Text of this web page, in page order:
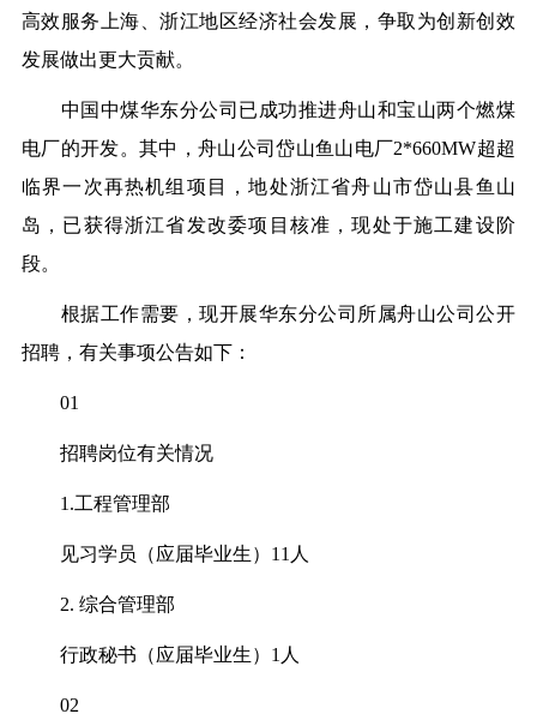
高效服务上海、浙江地区经济社会发展，争取为创新创效
发展做出更大贡献。
中国中煤华东分公司已成功推进舟山和宝山两个燃煤
电厂的开发。其中，舟山公司岱山鱼山电厂2*660MW超超
临界一次再热机组项目，地处浙江省舟山市岱山县鱼山
岛，已获得浙江省发改委项目核准，现处于施工建设阶
段。
根据工作需要，现开展华东分公司所属舟山公司公开
招聘，有关事项公告如下：
01
招聘岗位有关情况
1.工程管理部
见习学员（应届毕业生）11人
2. 综合管理部
行政秘书（应届毕业生）1人
02